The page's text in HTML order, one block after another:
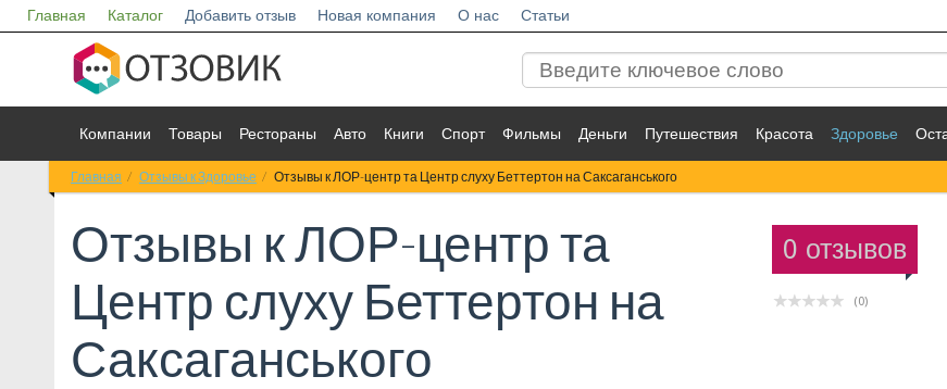
Главная Каталог Добавить отзыв Новая компания О нас Статьи
Компании Товары Рестораны Авто Книги Спорт Фильмы Деньги Путешествия Красота Здоровье
Главная Отзывы к Здоровье Отзывы к ЛОР-центр та Центр слуху Беттертон на Саксаганського
0 отзывов
(0)
Отзывы кЛОР-центр та
Центр слуху Беттертон на
Саксаганського